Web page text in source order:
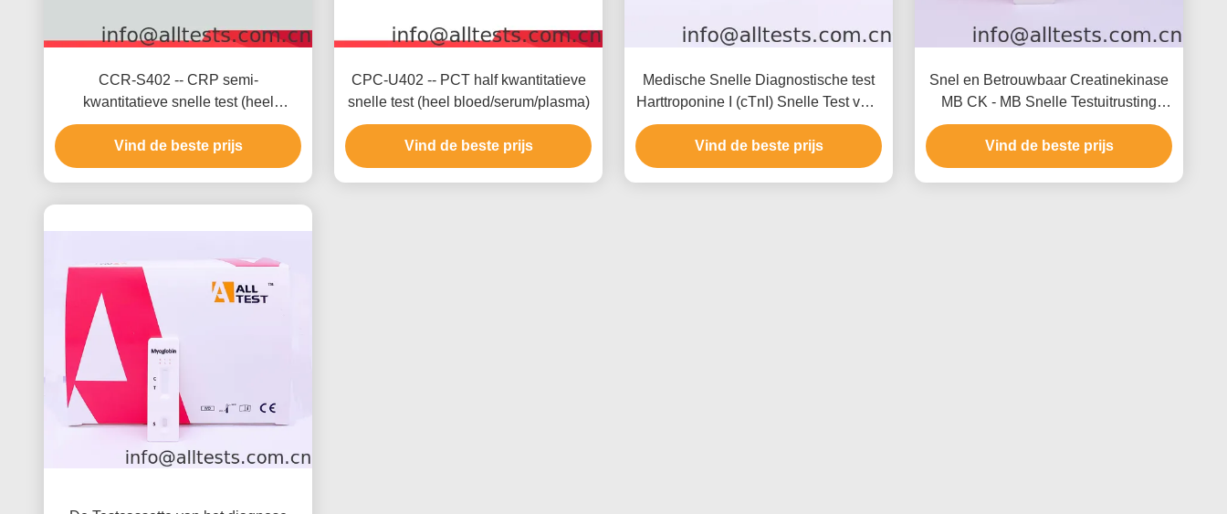
CCR-S402 -- CRP semi-
kwantitatieve snelle test (heel
bloed/serum/plasma)
Vind de beste prijs
CPC-U402 -- PCT half kwantitatieve
snelle test (heel bloed/serum/plasma)
Vind de beste prijs
Medische Snelle Diagnostische test
Harttroponine I (cTnI) Snelle Test voor
Scherp Coronair Syndroom met Ce
Vind de beste prijs
Snel en Betrouwbaar Creatinekinase
MB CK - MB Snelle Testuitrusting
voor Hoge Gevoeligheid
Vind de beste prijs